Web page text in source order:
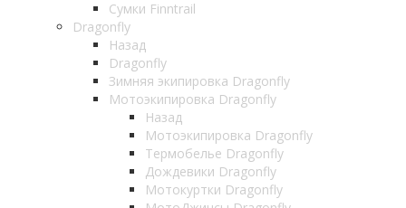
Сумки Finntrail
Dragonfly
Назад
Dragonfly
Зимняя экипировка Dragonfly
Мотоэкипировка Dragonfly
Назад
Мотоэкипировка Dragonfly
Термобелье Dragonfly
Дождевики Dragonfly
Мотокуртки Dragonfly